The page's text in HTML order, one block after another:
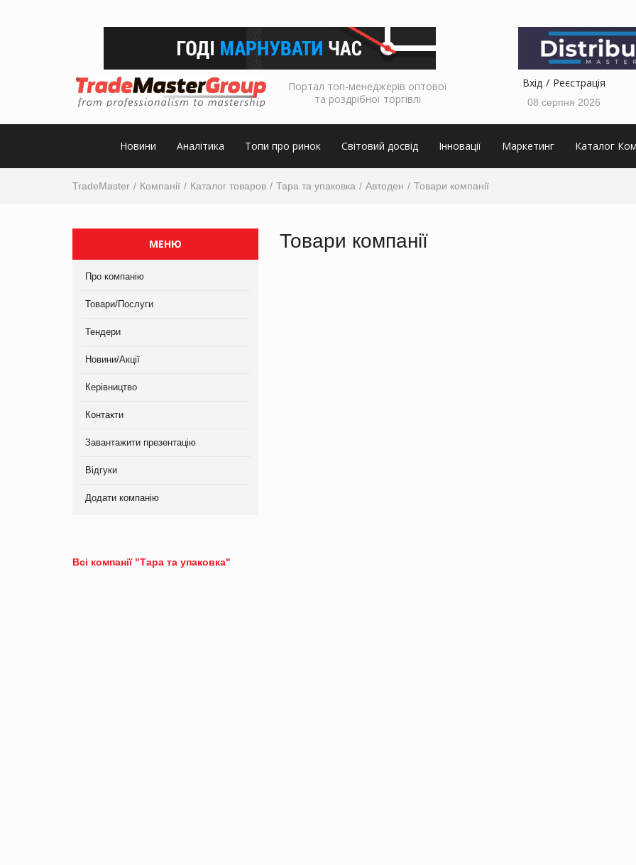
Портал топ-менеджерів оптової
та роздрібної торгівлі
Вхід Реєстрація
08 серпня 2026
Новини Аналітика Топи про ринок Світовий досвід Інновації Маркетинг Каталог
TradeMaster Компанії Каталог товаров Тара та упаковка Автоден Товари компанії
МЕНЮ
Про компанію
Товари/Послуги
Тендери
Новини/Акції
Керівництво
Контакти
Завантажити презентацію
Відгуки
Додати компанію
Товари компанії
Всі компанії "Тара та упаковка"